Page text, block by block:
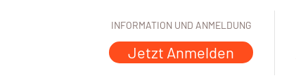
INFORMATION UND ANMELDUNG
Jetzt Anmelden